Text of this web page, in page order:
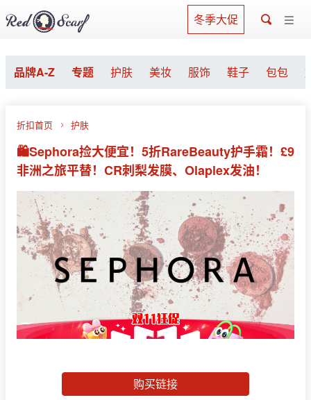
冬季大促
品牌A-Z 专题 护肤 美妆 服饰 鞋子 包包
折扣首页 护肤
🛍️Sephora捡大便宜！5折RareBeauty护手霜！£9
非洲之旅平替！CR刺梨发膜、Olaplex发油！
购买链接